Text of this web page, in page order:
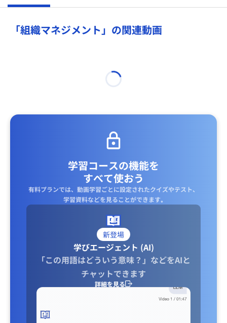
「組織マネジメント」の関連動画
学習コースの機能を
すべて使おう
有料プランでは、動画学習ごとに設定されたクイズやテスト、
学習資料などを見ることができます｡
新登場
学びエージェント (AI)
「この用語はどういう意味？」などをAIと
チャットできます
詳細を見る